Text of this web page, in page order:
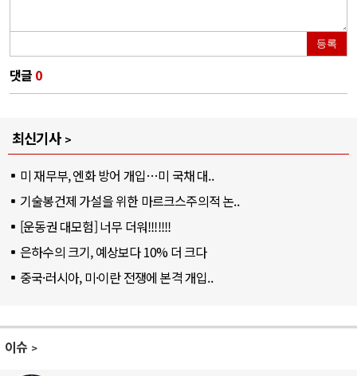
등록
댓글 0
최신기사
미 재무부, 엔화 방어 개입…미 국채 대..
기술봉건제 가설을 위한 마르크스주의적 논..
[운동권 대모험] 너무 더워!!!!!!!
은하수의 크기, 예상보다 10% 더 크다
중국·러시아, 미·이란 전쟁에 본격 개입..
이슈